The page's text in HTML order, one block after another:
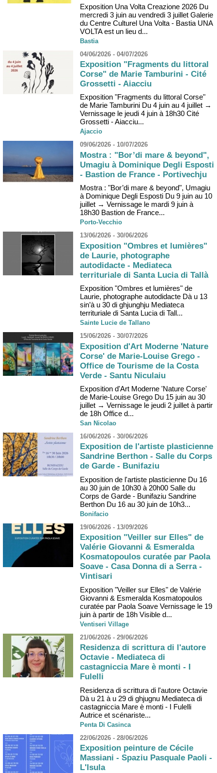
Exposition Una Volta Creazione 2026 Du
mercredi 3 juin au vendredi 3 juillet Galerie
du Centre Culturel Una Volta - Bastia UNA
VOLTA est un lieu d...
Bastia
04/06/2026 - 04/07/2026
Exposition "Fragments du littoral
Corse" de Marie Tamburini - Cité
Grossetti - Aiacciu
Exposition "Fragments du littoral Corse"
de Marie Tamburini Du 4 juin au 4 juillet →
Vernissage le jeudi 4 juin à 18h30 Cité
Grossetti - Aiacciu...
Ajaccio
09/06/2026 - 10/07/2026
Mostra : "Bor’di mare & beyond",
Umagiu à Dominique Degli Esposti
- Bastion de France - Portivechju
Mostra : "Bor’di mare & beyond", Umagiu
à Dominique Degli Esposti Du 9 juin au 10
juillet → Vernissage le mardi 9 juin à
18h30 Bastion de France...
Porto-Vecchio
13/06/2026 - 30/06/2026
Exposition "Ombres et lumières"
de Laurie, photographe
autodidacte - Mediateca
territuriale di Santa Lucia di Tallà
Exposition "Ombres et lumières" de
Laurie, photographe autodidacte Dà u 13
sin’à u 30 di ghjunghju Mediateca
territuriale di Santa Lucia di Tall...
Sainte Lucie de Tallano
15/06/2026 - 30/07/2026
Exposition d'Art Moderne 'Nature
Corse' de Marie-Louise Grego -
Office de Tourisme de la Costa
Verde - Santu Niculaiu
Exposition d'Art Moderne 'Nature Corse'
de Marie-Louise Grego Du 15 juin au 30
juillet → Vernissage le jeudi 2 juillet à partir
de 18h Office d...
San Nicolao
16/06/2026 - 30/06/2026
Exposition de l'artiste plasticienne
Sandrine Berthon - Salle du Corps
de Garde - Bunifaziu
Exposition de l'artiste plasticienne Du 16
au 30 juin de 10h30 à 20h00 Salle du
Corps de Garde - Bunifaziu Sandrine
Berthon Du 16 au 30 juin de 10h3...
Bonifacio
19/06/2026 - 13/09/2026
Exposition "Veiller sur Elles" de
Valérie Giovanni & Esmeralda
Kosmatopoulos curatée par Paola
Soave - Casa Donna di a Serra -
Vintisari
Exposition "Veiller sur Elles" de Valérie
Giovanni & Esmeralda Kosmatopoulos
curatée par Paola Soave Vernissage le 19
juin à partir de 18h Visible d...
Ventiseri Village
21/06/2026 - 29/06/2026
Residenza di scrittura di l'autore
Octavie - Mediateca di
castagniccia Mare è monti - I
Fulelli
Residenza di scrittura di l'autore Octavie
Dà u 21 à u 29 di ghjugnu Mediateca di
castagniccia Mare è monti - I Fulelli
Autrice et scénariste...
Penta Di Casinca
22/06/2026 - 28/06/2026
Exposition peinture de Cécile
Massiani - Spaziu Pasquale Paoli -
L'Isula